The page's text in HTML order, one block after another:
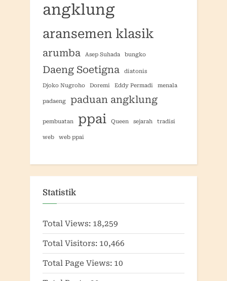
angklung
aransemen klasik
arumba Asep Suhada bungko
Daeng Soetigna diatonis
Djoko Nugroho Doremi Eddy Permadi menala
padaeng paduan angklung
pembuatan ppai Queen sejarah tradisi
web web ppai
Statistik
Total Views: 18,259
Total Visitors: 10,466
Total Page Views: 10